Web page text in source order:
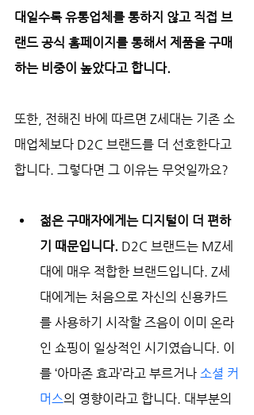
대일수록 유통업체를 통하지 않고 직접 브
랜드 공식 홈페이지를 통해서 제품을 구매
하는 비중이 높았다고 합니다.
또한, 전해진 바에 따르면 Z세대는 기존 소
매업체보다 D2C 브랜드를 더 선호한다고
합니다. 그렇다면 그 이유는 무엇일까요?
젊은 구매자에게는 디지털이 더 편하
기 때문입니다. D2C 브랜드는 MZ세
대에 매우 적합한 브랜드입니다. Z세
대에게는 처음으로 자신의 신용카드
를 사용하기 시작할 즈음이 이미 온라
인 쇼핑이 일상적인 시기였습니다. 이
를 ‘아마존 효과’라고 부르거나 소셜 커
머스의 영향이라고 합니다. 대부분의